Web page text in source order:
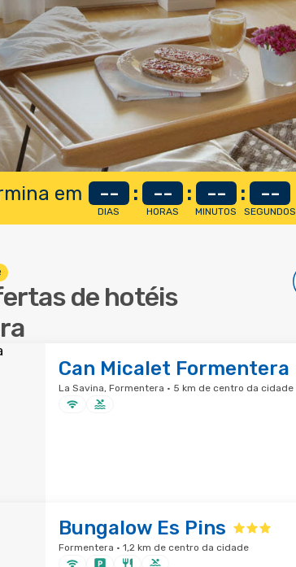
em --
DIAS
: --
HORAS
: --
MINUTOS
: --
SEGUNDOS
de hotéis
Can Micalet Formentera
La Savina, Formentera · 5 km de centro da cidade
Bungalow Es Pins
Formentera · 1,2 km de centro da cidade